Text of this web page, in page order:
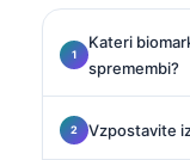
Kateri
spremembi?
Vzpostavite